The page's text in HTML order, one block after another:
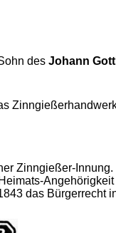
des Johann
Zinngießer-Innung.
das Bürgerrecht